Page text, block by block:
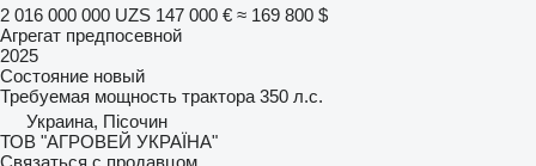
2 016 000 000 UZS 147 000 € ≈ 169 800 $
Агрегат предпосевной
2025
Состояние новый
Требуемая мощность трактора 350 л.с.
Украина, Пісочин
ТОВ "АГРОВЕЙ УКРАЇНА"
Связаться с продавцом